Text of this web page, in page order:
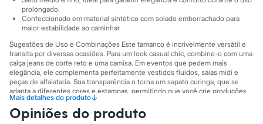
Leggings
Shorts e Bermudas
Tops
Moda íntima
Calcinhas
Cintas e Modeladores
Meias
Pijamas
Sutiãs e Tops
Moda praia
Biquínis
prolongado.
Confeccionado em material sintético com solado emborrachado para
maior estabilidade ao caminhar.
Sugestões de Uso e Combinações Este tamanco é incrivelmente versátil e
transita por diversas ocasiões. Para um look casual chic, combine-o com uma
calça jeans de corte reto e uma camisa. Em eventos que pedem mais
elegância, ele complementa perfeitamente vestidos fluidos, saias midi e
peças de alfaiataria. Sua transparência o torna um sapato curinga, que se
adapta a diferentes cores e estampas, permitindo que você crie produções
autênticas e cheias de estilo.
A gente se encontra na C&A! ❤
Mais detalhes do produto↓
Opiniões do produto